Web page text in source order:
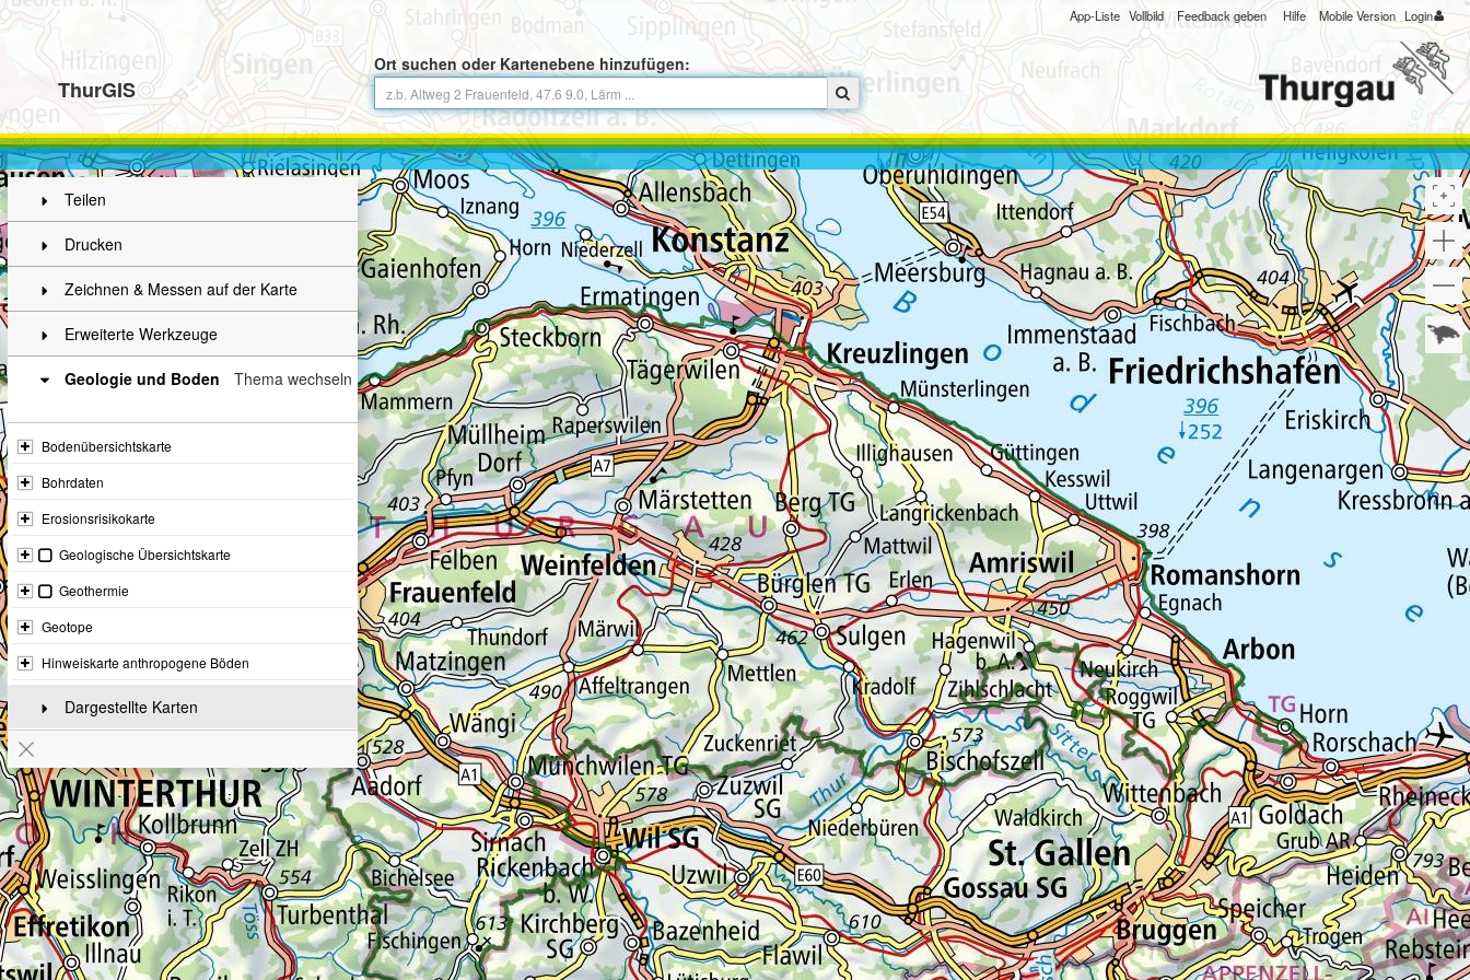
ThurGIS
Ort suchen oder Kartenebene hinzufügen:
App-Liste Vollbild Feedback geben Hilfe Mobile Version Login
Teilen
Drucken
Zeichnen & Messen auf der Karte
Erweiterte Werkzeuge
Thema wechseln
Geologie und Boden
Bodenübersichtskarte
Bohrdaten
Erosionsrisikokarte
Geologische Übersichtskarte
Geothermie
Geotope
Hinweiskarte anthropogene Böden
Dargestellte Karten